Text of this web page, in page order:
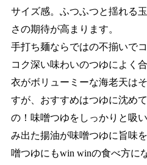
サイズ感。ふつふつと揺れる
さの期待が高まります。
手打ち麺ならではの不揃いで
コク深い味わいのつゆによく合
衣がボリューミーな海老天は
すが、おすすめはつゆに沈め
の！味噌つゆをしっかりと吸
み出た揚油が味噌つゆに旨味
噌つゆにもwin winの食べ方に